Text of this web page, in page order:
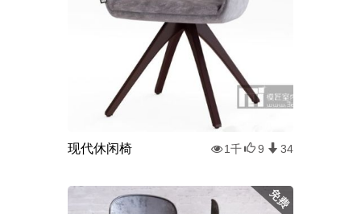
现代休闲椅 1千 9 34